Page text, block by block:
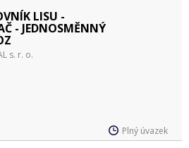
LISU -
- JEDNOSMĚNNÝ
s. r. o.
Plný úvazek